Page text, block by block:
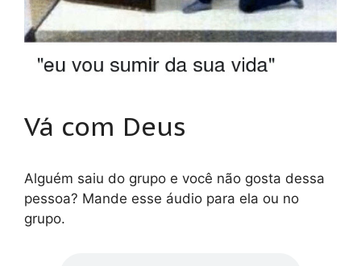
Vá com Deus
Alguém saiu do grupo e você não gosta dessa
pessoa? Mande esse áudio para ela ou no
grupo.